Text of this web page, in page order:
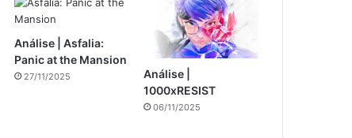
Análise | Asfalia:
Panic at the Mansion
27/11/2025
Análise |
1000xRESIST
06/11/2025